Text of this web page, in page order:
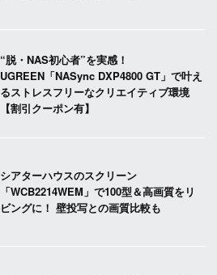
“脱・NAS初心者”を実感！
UGREEN「NASync DXP4800 GT」で叶え
るストレスフリーなクリエイティブ環境
【割引クーポン有】
シアターハウスのスクリーン
「WCB2214WEM」で100型＆高画質をリ
ビングに！ 壁投写との画質比較も